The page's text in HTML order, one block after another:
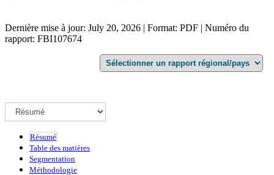
Dernière mise à jour: July 20, 2026 | Format: PDF | Numéro du
rapport: FBI107674
Résumé
Table des matières
Segmentation
Méthodologie